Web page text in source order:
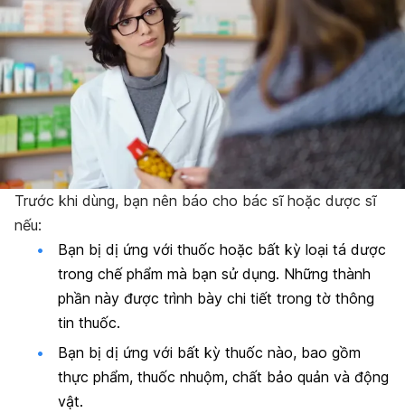
Trước khi dùng, bạn nên báo cho bác sĩ hoặc dược sĩ
nếu:
Bạn bị dị ứng với thuốc hoặc bất kỳ loại tá dược
trong chế phẩm mà bạn sử dụng. Những thành
phần này được trình bày chi tiết trong tờ thông
tin thuốc.
Bạn bị dị ứng với bất kỳ thuốc nào, bao gồm
thực phẩm, thuốc nhuộm, chất bảo quản và động
vật.